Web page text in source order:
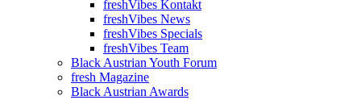
freshVibes Kontakt
freshVibes News
freshVibes Specials
freshVibes Team
Black Austrian Youth Forum
fresh Magazine
Black Austrian Awards